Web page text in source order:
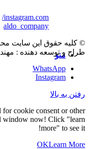
منو
instagram.com/
aldo_company
© کلیه حقوق این سایت
طراح و توسعه دهنده :
WhatsApp
Instagram
رفتن به بالا
for cookie consent or other
window now! Click "learn
more" to see it!
OKLearn More